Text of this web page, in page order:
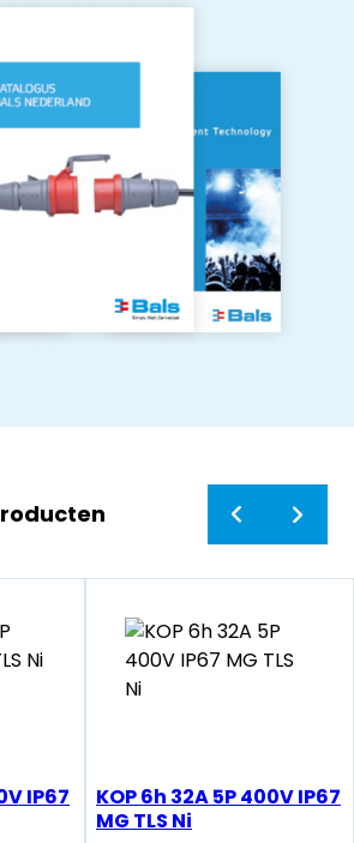
IP67
KOP 6h 32A 5P 400V IP67
MG TLS Ni